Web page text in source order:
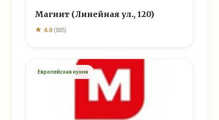
Магнит (Линейная ул., 120)
★ 4.0 (885)
Европейская кухня